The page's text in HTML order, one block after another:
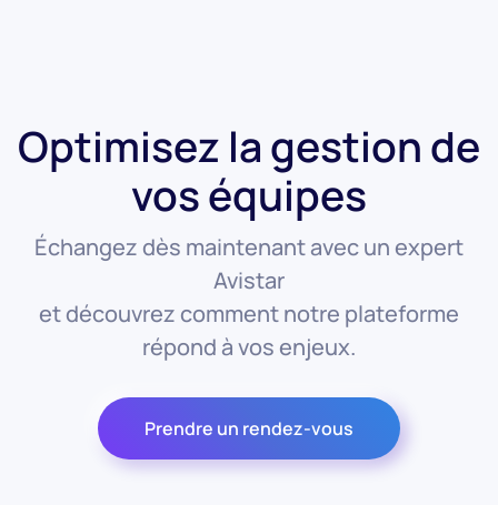
Optimisez la gestion de
vos équipes
Échangez dès maintenant avec un expert
Avistar
et découvrez comment notre plateforme
répond à vos enjeux.
Prendre un rendez-vous